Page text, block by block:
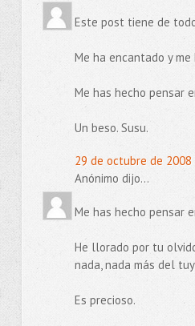
Este post tiene de
Me ha encantado y me
Me has hecho pensar
Un beso. Susu.
29 de octubre de
Anónimo dijo...
Me has hecho pensar
He llorado por tu
nada, nada más del
Es precioso.